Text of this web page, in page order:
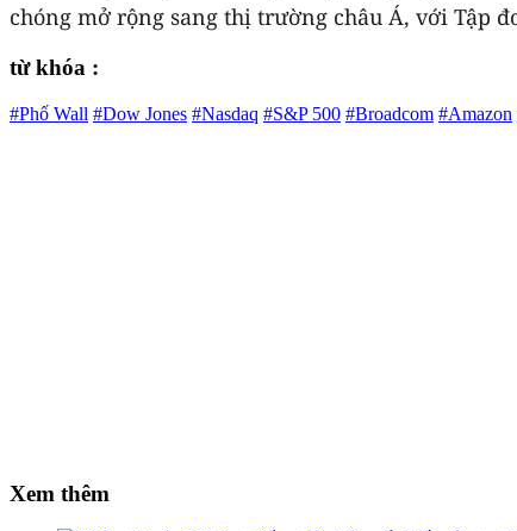
chóng mở rộng sang thị trường châu Á, với Tập
từ khóa :
#Phố Wall #Dow Jones #Nasdaq #S&P 500 #Broadcom #Amazon
Xem thêm